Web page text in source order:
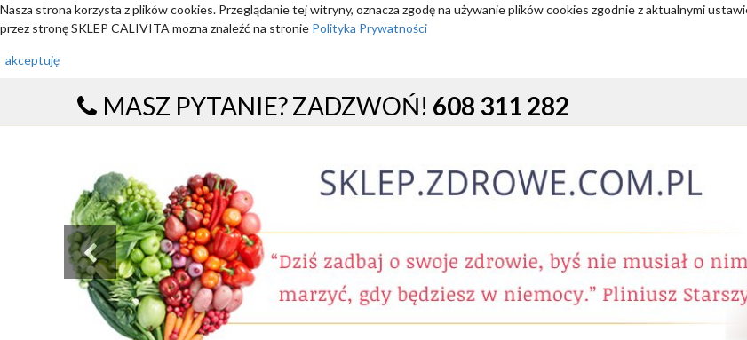
Nasza strona korzysta z plików cookies. Przeglądanie tej witryny, oznacza zgodę na używanie plików cookies zgodnie z aktualnymi
przez stronę SKLEP CALIVITA mozna znaleźć na stronie Polityka Prywatności
akceptuję
MASZ PYTANIE? ZADZWOŃ! 608 311 282